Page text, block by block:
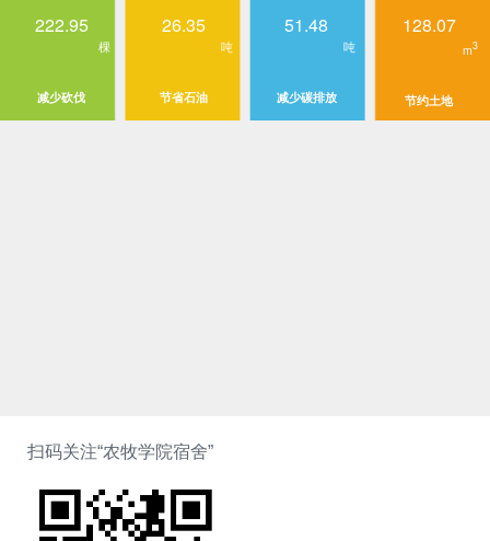
222.95
棵
减少砍伐
26.35
吨
节省石油
51.48
吨
减少碳排放
128.07
m3
节约土地
扫码关注“农牧学院宿舍”